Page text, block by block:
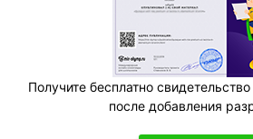
Получите бесплатно
после добавления